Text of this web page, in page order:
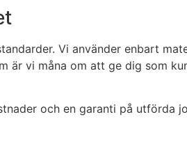
Vi använder enbart
är vi måna om att ge dig som
och en garanti på utförda